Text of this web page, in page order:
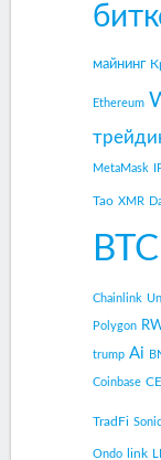
майнинг
Ethereum
MetaMask
Tao XMR
BTC
Chainlink
Polygon
trump Ai
Coinbase
TradFi Sonic
Ondo link